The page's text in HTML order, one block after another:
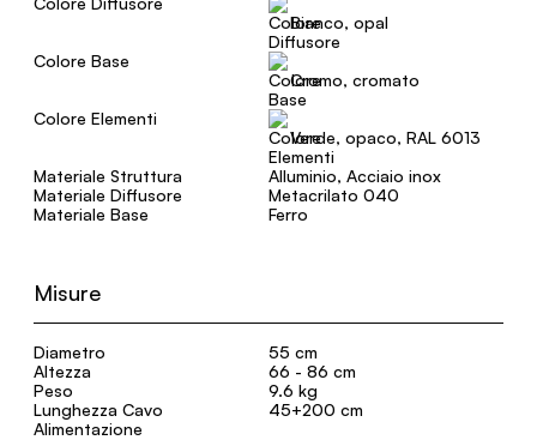
Bianco, opal
Colore Base
Cromo, cromato
Colore Elementi
Verde, opaco, RAL 6013
Materiale Struttura
Alluminio, Acciaio inox
Materiale Diffusore
Metacrilato 040
Materiale Base
Ferro
Misure
Diametro
55 cm
Altezza
66 - 86 cm
Peso
9.6 kg
Lunghezza Cavo
Alimentazione
45+200 cm